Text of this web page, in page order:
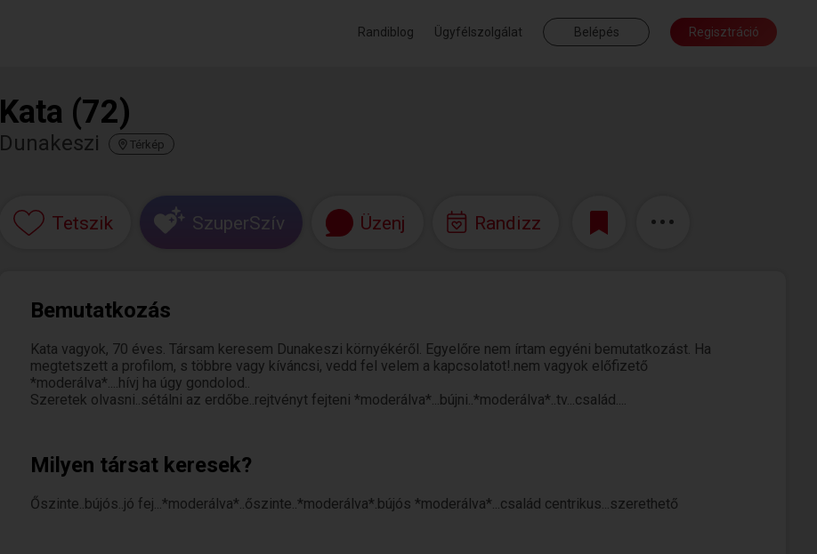
Randiblog Ügyfélszolgálat Belépés Regisztráció
Kata (72)
Dunakeszi Térkép
Tetszik SzuperSzív Üzenj Randizz
Bemutatkozás
Kata vagyok, 70 éves. Társam keresem Dunakeszi környékéről. Egyelőre nem írtam egyéni bemutatkozást. Ha
megtetszett a profilom, s többre vagy kíváncsi, vedd fel velem a kapcsolatot!.nem vagyok előfizető
*moderálva*....hívj ha úgy gondolod..
Szeretek olvasni..sétálni az erdőbe..rejtvényt fejteni *moderálva*...bújni..*moderálva*..tv...család....
Milyen társat keresek?
Őszinte..bújós..jó fej...*moderálva*..őszinte..*moderálva*.bújós *moderálva*...család centrikus...szerethető